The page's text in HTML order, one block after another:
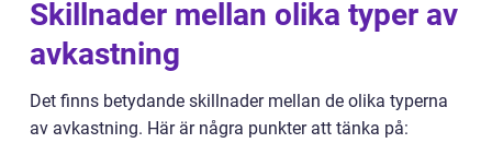
Skillnader mellan olika typer av
avkastning
Det finns betydande skillnader mellan de olika typerna
av avkastning. Här är några punkter att tänka på: